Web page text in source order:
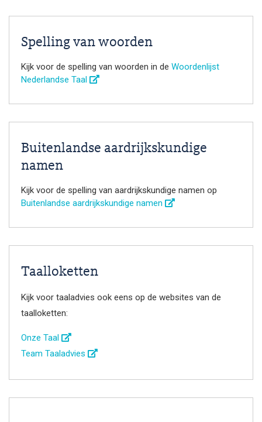
Spelling van woorden
Kijk voor de spelling van woorden in de Woordenlijst
Nederlandse Taal
Buitenlandse aardrijkskundige
namen
Kijk voor de spelling van aardrijkskundige namen op
Buitenlandse aardrijkskundige namen
Taalloketten
Kijk voor taaladvies ook eens op de websites van de
taalloketten:
Onze Taal
Team Taaladvies